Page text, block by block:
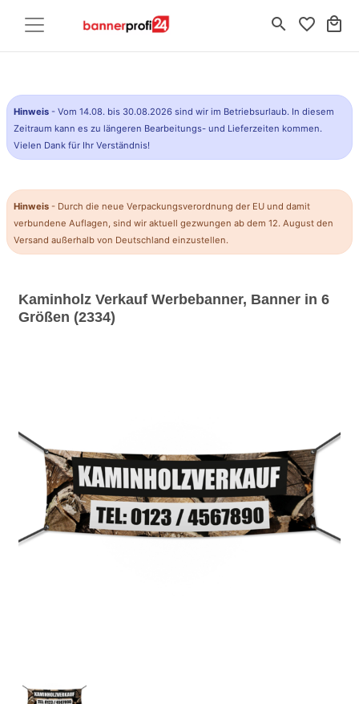
search favorite_border local_mall
Hinweis - Vom 14.08. bis 30.08.2026 sind wir im Betriebsurlaub. In diesem
Zeitraum kann es zu längeren Bearbeitungs- und Lieferzeiten kommen.
Vielen Dank für Ihr Verständnis!
Hinweis - Durch die neue Verpackungsverordnung der EU und damit
verbundene Auflagen, sind wir aktuell gezwungen ab dem 12. August den
Versand außerhalb von Deutschland einzustellen.
Kaminholz Verkauf Werbebanner, Banner in 6
Größen (2334)
Previous Next